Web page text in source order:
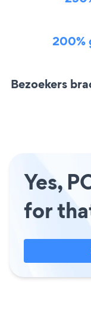
200%
Bezoekers
Yes,
for